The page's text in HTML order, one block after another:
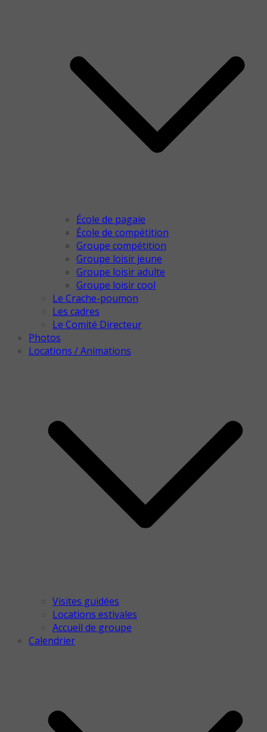
École de pagaie
École de compétition
Groupe compétition
Groupe loisir jeune
Groupe loisir adulte
Groupe loisir cool
Le Crache-poumon
Les cadres
Le Comité Directeur
Photos
Locations / Animations
Visites guidées
Locations estivales
Accueil de groupe
Calendrier